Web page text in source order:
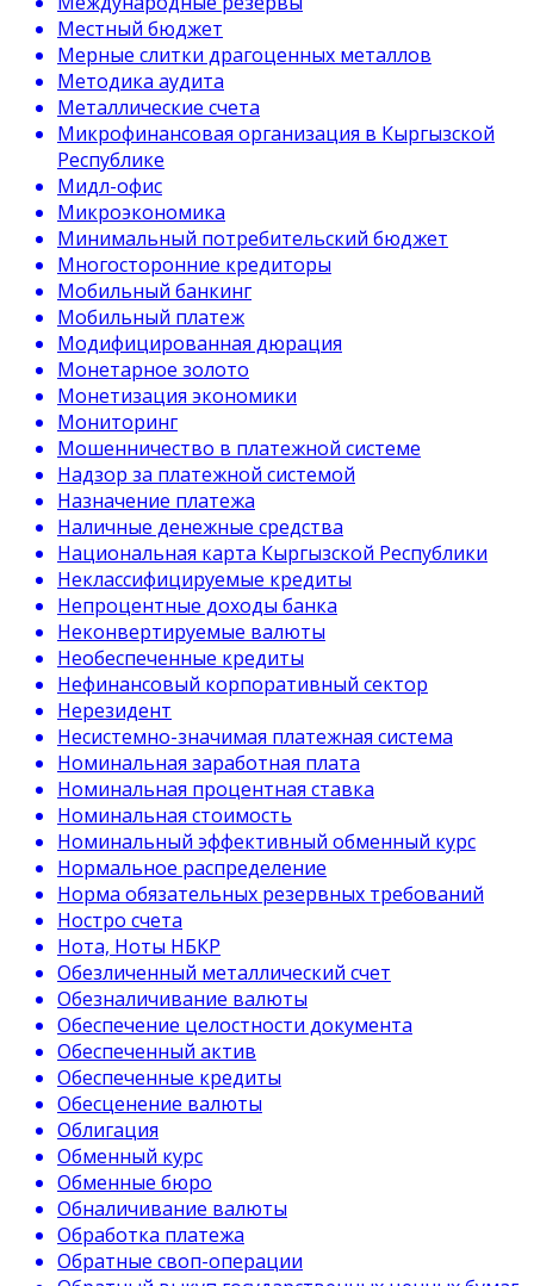
Местный бюджет
Мерные слитки драгоценных металлов
Методика аудита
Металлические счета
Микрофинансовая организация в Кыргызской
Республике
Мидл-офис
Микроэкономика
Минимальный потребительский бюджет
Многосторонние кредиторы
Мобильный банкинг
Мобильный платеж
Модифицированная дюрация
Монетарное золото
Монетизация экономики
Мониторинг
Мошенничество в платежной системе
Надзор за платежной системой
Назначение платежа
Наличные денежные средства
Национальная карта Кыргызской Республики
Неклассифицируемые кредиты
Непроцентные доходы банка
Неконвертируемые валюты
Необеспеченные кредиты
Нефинансовый корпоративный сектор
Нерезидент
Несистемно-значимая платежная система
Номинальная заработная плата
Номинальная процентная ставка
Номинальная стоимость
Номинальный эффективный обменный курс
Нормальное распределение
Норма обязательных резервных требований
Ностро счета
Нота, Ноты НБКР
Обезличенный металлический счет
Обезналичивание валюты
Обеспечение целостности документа
Обеспеченный актив
Обеспеченные кредиты
Обесценение валюты
Облигация
Обменный курс
Обменные бюро
Обналичивание валюты
Обработка платежа
Обратные своп-операции